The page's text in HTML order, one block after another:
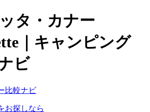
タ・カナー
｜キャンピング
ビ
お探しなら